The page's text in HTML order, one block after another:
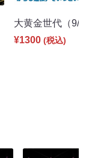
大黄金世代（
¥1300 (税込)